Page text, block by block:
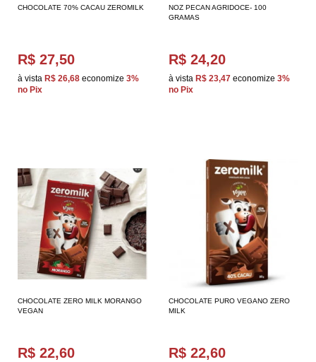
CHOCOLATE 70% CACAU ZEROMILK
R$ 27,50
à vista R$ 26,68 economize 3%
no Pix
NOZ PECAN AGRIDOCE- 100
GRAMAS
R$ 24,20
à vista R$ 23,47 economize 3%
no Pix
CHOCOLATE ZERO MILK MORANGO
VEGAN
R$ 22,60
CHOCOLATE PURO VEGANO ZERO
MILK
R$ 22,60